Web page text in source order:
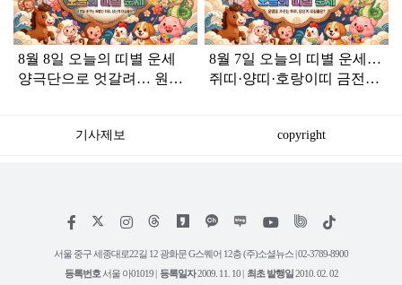
8월 8일 오늘의 띠별 운세
양극단으로 엇갈려… 원숭
8월 7일 오늘의 띠별 운세…
쥐띠·양띠·호랑이띠 금전운
기사제보 copyright
페
스
인
타
램
위
트
유
틱
서울 중구 세종대로22길 12 광화문 G스퀘어 12층 (주)소셜뉴스 | 02-3789-8900
등록번호 서울 아01019 | 등록일자2009. 11. 10 | 최초 발행일2010. 02. 02